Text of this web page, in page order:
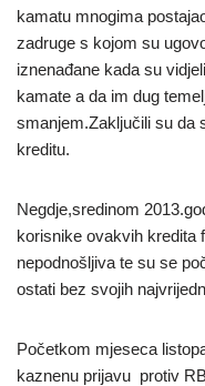
kamatu mnogima
zadruge s kojom su
iznenađane kada su
kamate a da im dug
smanjem.Zaključili su da
kreditu.
Negdje,sredinom
korisnike ovakvih kredita
nepodnošljiva te su se
ostati bez svojih
Početkom mjeseca
kaznenu prijavu protiv